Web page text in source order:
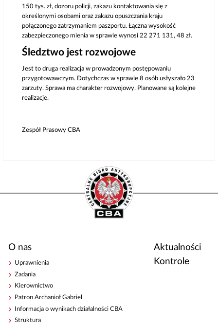
150 tys. zł, dozoru policji, zakazu kontaktowania się z
określonymi osobami oraz zakazu opuszczania kraju
połączonego zatrzymaniem paszportu. Łączna wysokość
zabezpieczonego mienia w sprawie wynosi 22 271 131, 48 zł.
Śledztwo jest rozwojowe
Jest to druga realizacja w prowadzonym postępowaniu
przygotowawczym. Dotychczas w sprawie 8 osób usłyszało 23
zarzuty. Sprawa ma charakter rozwojowy. Planowane są kolejne
realizacje.
Zespół Prasowy CBA
O nas
Uprawnienia
Zadania
Kierownictwo
Patron Archanioł Gabriel
Informacja o wynikach działalności CBA
Struktura
Aktualności
Kontrole